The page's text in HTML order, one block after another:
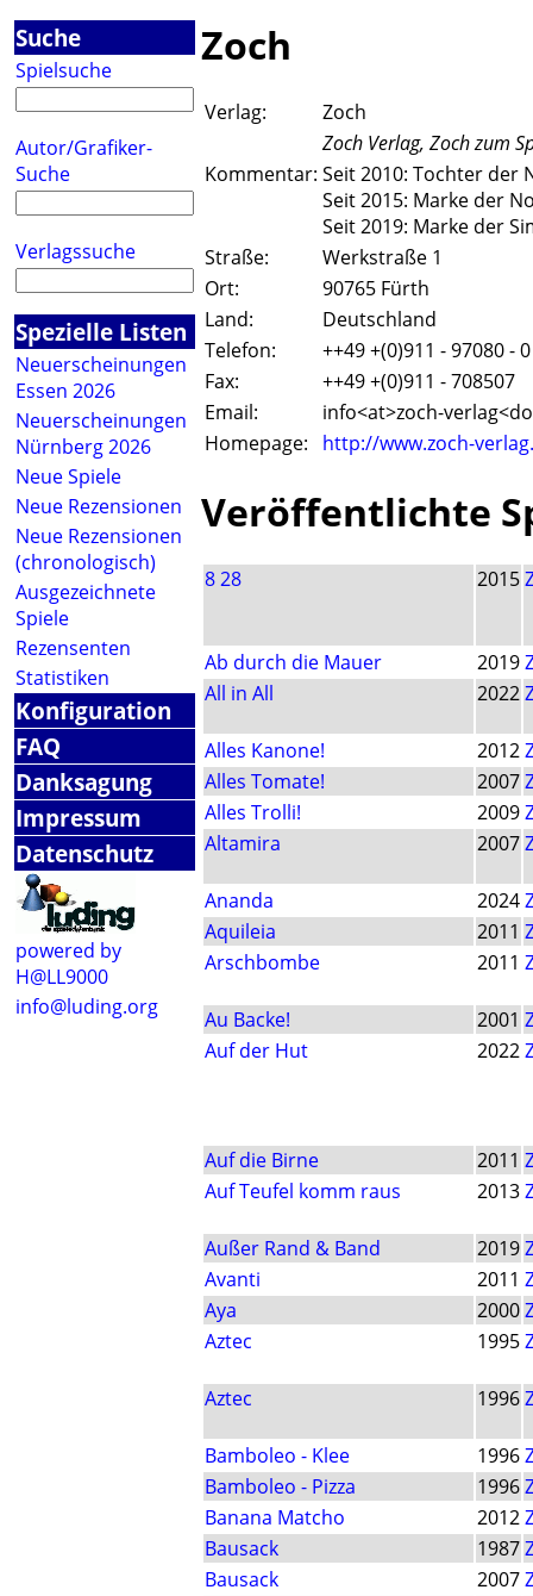
Suche
Spielsuche
Autor/Grafiker-
Suche
Verlagssuche
Spezielle Listen
Neuerscheinungen
Essen 2026
Neuerscheinungen
Nürnberg 2026
Neue Spiele
Neue Rezensionen
Neue Rezensionen
(chronologisch)
Ausgezeichnete
Spiele
Rezensenten
Statistiken
Konfiguration
FAQ
Danksagung
Impressum
Datenschutz
powered by
H@LL9000
info@luding.org
Zoch
Verlag:
Zoch
Zoch Verlag, Zoch zum
Kommentar: Seit 2010: Tochter der
Seit 2015: Marke der
Seit 2019: Marke der
Straße:
Werkstraße 1
Ort:
90765 Fürth
Land:
Deutschland
Telefon:
++49 +(0)911 - 97080 - 0
Fax:
++49 +(0)911 - 708507
Email:
info<at>zoch-verlag<do
Homepage:
http://www.zoch-
Veröffentlichte
8 28 2015
Ab durch die Mauer 2019
All in All
2022
Alles Kanone! 2012
Alles Tomate!
2007
Alles Trolli!
2009
Altamira
2007
Ananda 2024
Aquileia
2011
Arschbombe
2011
Au Backe! 2001
Auf der Hut
2022
Auf die Birne 2011
Auf Teufel komm raus
2013
Außer Rand & Band 2019
Avanti
2011
Aya
2000
Aztec
1995
Aztec 1996
Bamboleo - Klee 1996
Bamboleo - Pizza
1996
Banana Matcho
2012
Bausack
1987
Bausack
2007